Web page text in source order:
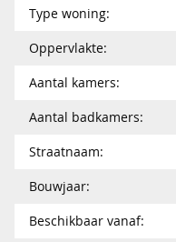
Type woning:
Oppervlakte:
Aantal kamers:
Aantal badkamers:
Straatnaam:
Bouwjaar:
Beschikbaar vanaf: